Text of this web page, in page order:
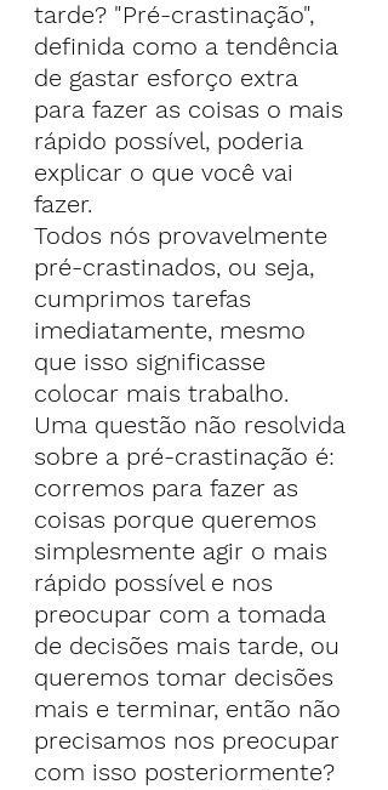
tarde? "Pré-crastinação",
definida como a tendência
de gastar esforço extra
para fazer as coisas o mais
rápido possível, poderia
explicar o que você vai
fazer.
Todos nós provavelmente
pré-crastinados, ou seja,
cumprimos tarefas
imediatamente, mesmo
que isso significasse
colocar mais trabalho.
Uma questão não resolvida
sobre a pré-crastinação é:
corremos para fazer as
coisas porque queremos
simplesmente agir o mais
rápido possível e nos
preocupar com a tomada
de decisões mais tarde, ou
queremos tomar decisões
mais e terminar, então não
precisamos nos preocupar
com isso posteriormente?